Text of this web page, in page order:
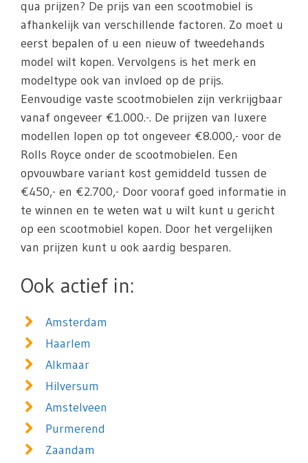
qua prijzen? De prijs van een scootmobiel is
afhankelijk van verschillende factoren. Zo moet u
eerst bepalen of u een nieuw of tweedehands
model wilt kopen. Vervolgens is het merk en
modeltype ook van invloed op de prijs.
Eenvoudige vaste scootmobielen zijn verkrijgbaar
vanaf ongeveer €1.000.-. De prijzen van luxere
modellen lopen op tot ongeveer €8.000,- voor de
Rolls Royce onder de scootmobielen. Een
opvouwbare variant kost gemiddeld tussen de
€450,- en €2.700,- Door vooraf goed informatie in
te winnen en te weten wat u wilt kunt u gericht
op een scootmobiel kopen. Door het vergelijken
van prijzen kunt u ook aardig besparen.
Ook actief in:
Amsterdam
Haarlem
Alkmaar
Hilversum
Amstelveen
Purmerend
Zaandam